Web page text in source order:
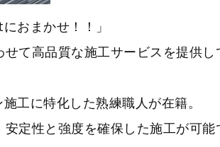
おまかせ！！」
て高品質な施工サービスを提供し
工に特化した熟練職人が在籍。
定性と強度を確保した施工が可能